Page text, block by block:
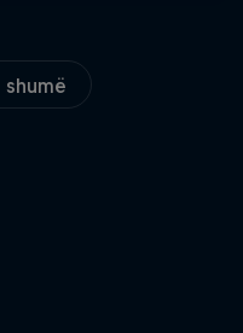
shumë